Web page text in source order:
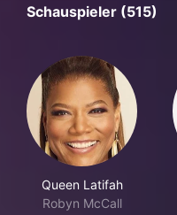
Schauspieler (515)
Queen Latifah
Robyn McCall